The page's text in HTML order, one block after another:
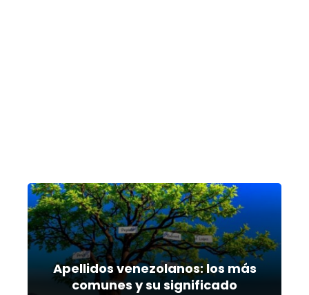
Apellidos venezolanos: los más
comunes y su significado